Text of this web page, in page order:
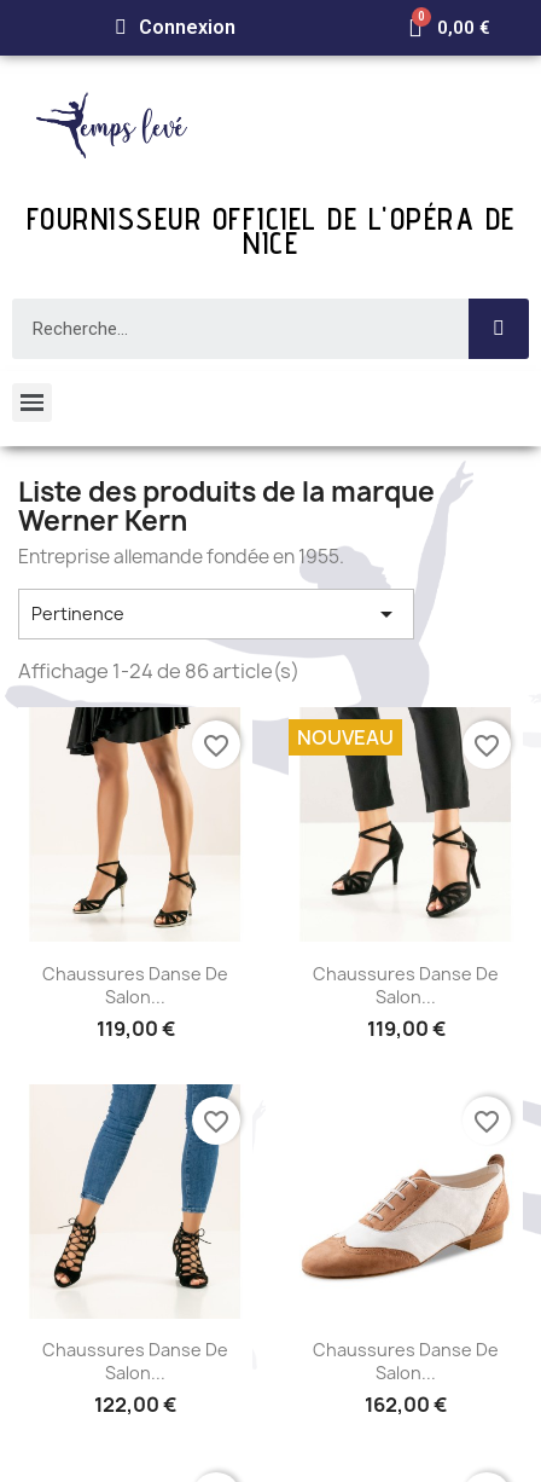
Connexion 0,00 €
FOURNISSEUR OFFICIEL DE L'OPÉRA DE
NICE
Liste des produits de la marque
Werner Kern
Entreprise allemande fondée en 1955.
Pertinence 
Affichage 1-24 de 86 article(s)
Aperçu rapide
Chaussures Danse De
Salon...
119,00 €
favorite_border
Aperçu rapide
Chaussures Danse De
Salon...
119,00 €
NOUVEAU favorite_border
Aperçu rapide
Chaussures Danse De
Salon...
122,00 €
favorite_border
Aperçu rapide
Chaussures Danse De
Salon...
162,00 €
favorite_border